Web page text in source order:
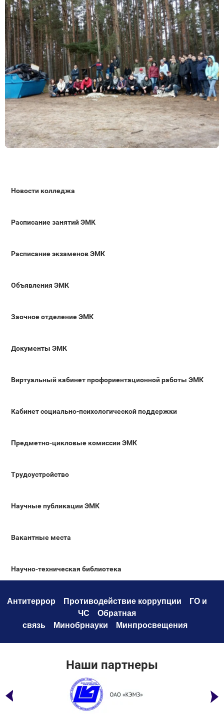
Новости колледжа
Расписание занятий ЭМК
Расписание экзаменов ЭМК
Объявления ЭМК
Заочное отделение ЭМК
Документы ЭМК
Виртуальный кабинет профориентационной работы ЭМК
Кабинет социально-психологической поддержки
Предметно-цикловые комиссии ЭМК
Трудоустройство
Научные публикации ЭМК
Вакантные места
Научно-техническая библиотека
Антитеррор Противодействие коррупции
ГО и
ЧС
Обратная
связь
Минобрнауки Минпросвещения
Наши партнеры